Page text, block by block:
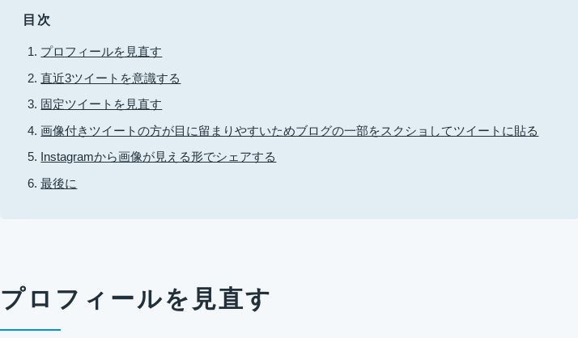
目次
プロフィールを見直す
直近3ツイートを意識する
固定ツイートを見直す
画像付きツイートの方が目に留まりやすいためブログの一部をスクショしてツイートに貼る
Instagramから画像が見える形でシェアする
最後に
プロフィールを見直す